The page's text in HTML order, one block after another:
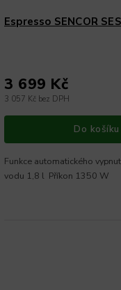
Espresso SENCOR
3 057 Kč bez DPH
3 699 Kč
Do košíku
Funkce automatického
vodu 1,8 l Příkon 1350 W